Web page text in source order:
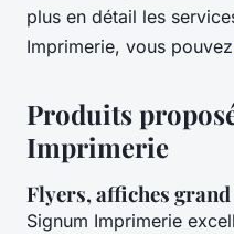
plus en détail les
Imprimerie, vous pouvez
Produits
Imprimerie
Flyers, affiches
Signum Imprimerie